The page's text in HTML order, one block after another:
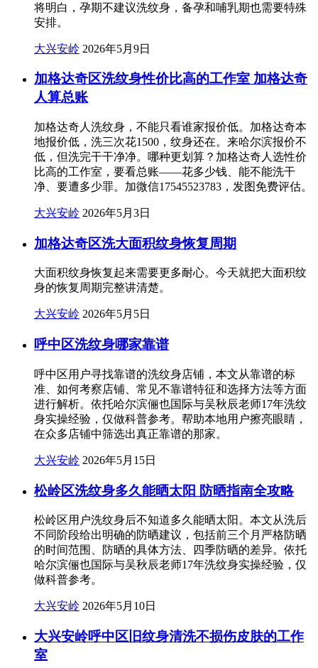
将明白，孕期不建议洗纹身，备孕和哺乳期也需要特殊
安排。
大兴安岭 2026年5月9日
加格达奇区洗纹身性价比高的工作室 加格达奇
人算总账
加格达奇人洗纹身，不能只看谁家报价低。加格达奇本
地报价低，洗三次花1500，纹身还在。来哈尔滨报价不
低，但洗完干干净净。哪种更划算？加格达奇人选性价
比高的工作室，要看总账——花多少钱、能不能洗干
净、要遭多少罪。加微信17545523783，发图免费评估。
大兴安岭 2026年5月3日
加格达奇区洗大面积纹身恢复周期
大面积纹身恢复起来需要更多耐心。今天就把大面积纹
身的恢复周期完整讲清楚。
大兴安岭 2026年5月5日
呼中区洗纹身哪家靠谱
呼中区用户寻找靠谱的洗纹身店铺，本文从靠谱的标
准、如何考察店铺、常见不靠谱特征和选择方法等方面
进行解析。依托哈尔滨俪也国际与吴秋辰老师17年洗纹
身实操经验，仅做科普参考。帮助本地用户擦亮眼睛，
在众多店铺中筛选出真正靠谱的那家。
大兴安岭 2026年5月15日
松岭区洗纹身多久能晒太阳 防晒指南全攻略
松岭区用户洗纹身后不知道多久能晒太阳。本文从洗后
不同阶段给出明确的防晒建议，包括前三个月严格防晒
的时间范围、防晒的具体方法、四季防晒的差异。依托
哈尔滨俪也国际与吴秋辰老师17年洗纹身实操经验，仅
做科普参考。
大兴安岭 2026年5月10日
大兴安岭呼中区旧纹身清洗不损伤皮肤的工作
室